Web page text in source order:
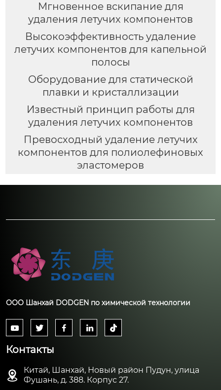
Мгновенное вскипание для
удаления летучих компонентов
Высокоэффективность удаление
летучих компонентов для капельной
полосы
Оборудование для статической
плавки и кристаллизации
Известный принцип работы для
удаления летучих компонентов
Превосходный удаление летучих
компонентов для полиолефиновых
эластомеров
ООО Шанхай DODGEN по химической технологии
    
Контакты

Китай, Шанхай, Новый район Пудун, улица
Фушань, д. 388. Корпус 27.